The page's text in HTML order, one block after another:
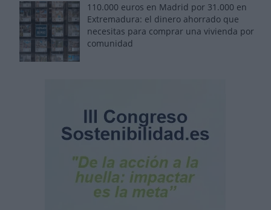
110.000 euros en Madrid por 31.000 en
Extremadura: el dinero ahorrado que
necesitas para comprar una vivienda por
comunidad